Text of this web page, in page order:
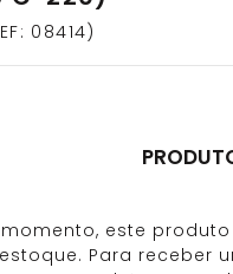
: 08414